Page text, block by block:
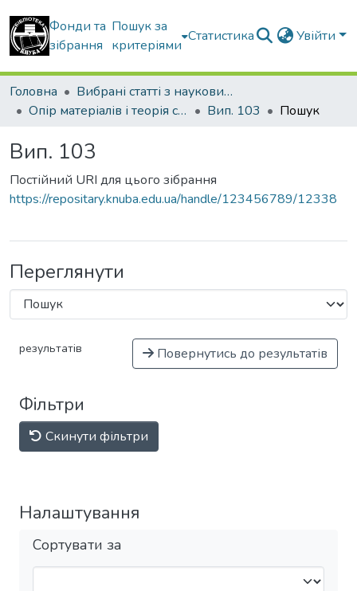
Фонди та
зібрання
Пошук за
критеріями
Статистика Увійти
Головна
Вибрані статті з наукових збірників КНУБА
Опір матеріалів і теорія споруд
Вип. 103 Пошук
Вип. 103
Постійний URI для цього зібрання
https://repositary.knuba.edu.ua/handle/123456789/12338
Переглянути
результатів Повернутись до результатів
Фільтри
Скинути фільтри
Налаштування
Сортувати за